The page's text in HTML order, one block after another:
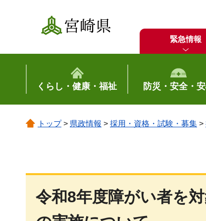
宮崎県
緊急情報
くらし・健康・福祉 防災・安全・
トップ> 県政情報 > 採用・資格・試験・募集 >
令和8年度障がい者を